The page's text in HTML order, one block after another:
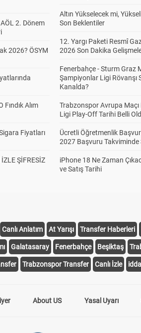
2. Dönem
2026? ÖSYM
Fındık Alım
Fiyatları
ŞİFRESİZ
Altın Yükselecek mi,
Son Beklentiler
12. Yargı Paketi Resmî
2026 Son Dakika
Fenerbahçe - Sturm Graz
Şampiyonlar Ligi Rövanşı
Kanalda?
Trabzonspor Avrupa Maçı
Ligi Play-Off Tarihi Belli
Ücretli Öğretmenlik
2027 Başvuru Takviminde
iPhone 18 Ne Zaman
ve Satış Tarihi
Canlı Anlatım At Yarışı Transfer Haberleri
Galatasaray Fenerbahçe Beşiktaş
Trabzonspor Transfer Canlı İzle
About US Yasal Uyarı